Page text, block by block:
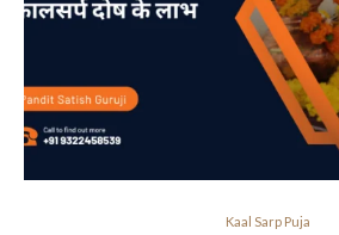
Kaal Sarp Puja